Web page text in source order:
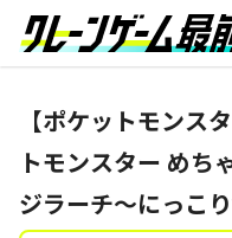
【ポケットモンス
トモンスター めち
ジラーチ～にっこ